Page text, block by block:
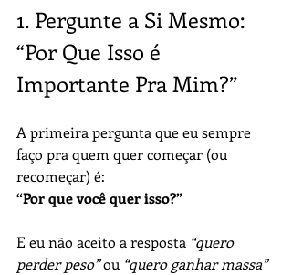
1. Pergunte a Si Mesmo:
“Por Que Isso é
Importante Pra Mim?”
A primeira pergunta que eu sempre
faço pra quem quer começar (ou
recomeçar) é:
“Por que você quer isso?”
E eu não aceito a resposta “quero
perder peso” ou “quero ganhar massa”